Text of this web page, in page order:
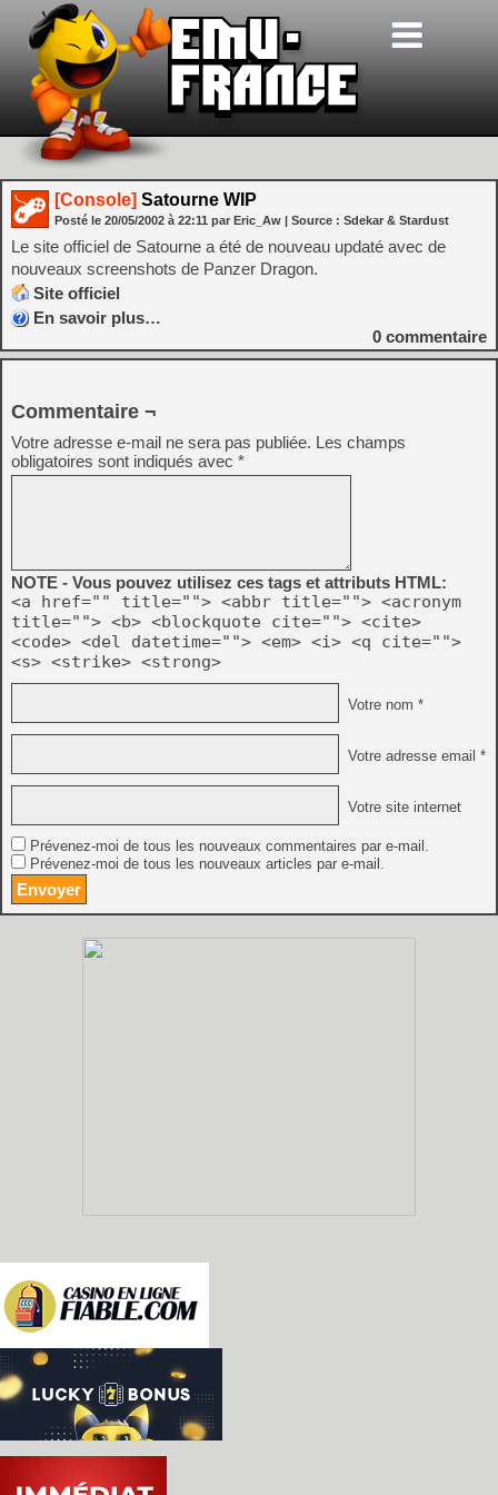
[Console] Satourne WIP
Posté le 20/05/2002 à 22:11 par Eric_Aw | Source : Sdekar & Stardust
Le site officiel de Satourne a été de nouveau updaté avec de
nouveaux screenshots de Panzer Dragon.
Site officiel
En savoir plus…
0 commentaire
Commentaire ¬
Votre adresse e-mail ne sera pas publiée. Les champs
obligatoires sont indiqués avec *
NOTE - Vous pouvez utilisez ces tags et attributs HTML:
<a href="" title=""> <abbr title=""> <acronym
title=""> <b> <blockquote cite=""> <cite>
<code> <del datetime=""> <em> <i> <q cite="">
<s> <strike> <strong>
Votre nom *
Votre adresse email *
Votre site internet
Prévenez-moi de tous les nouveaux commentaires par e-mail.
Prévenez-moi de tous les nouveaux articles par e-mail.